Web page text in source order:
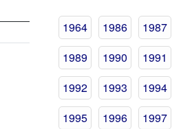
1964 1986
1987
1989
1990
1991
1992
1993
1994
1995
1996
1997